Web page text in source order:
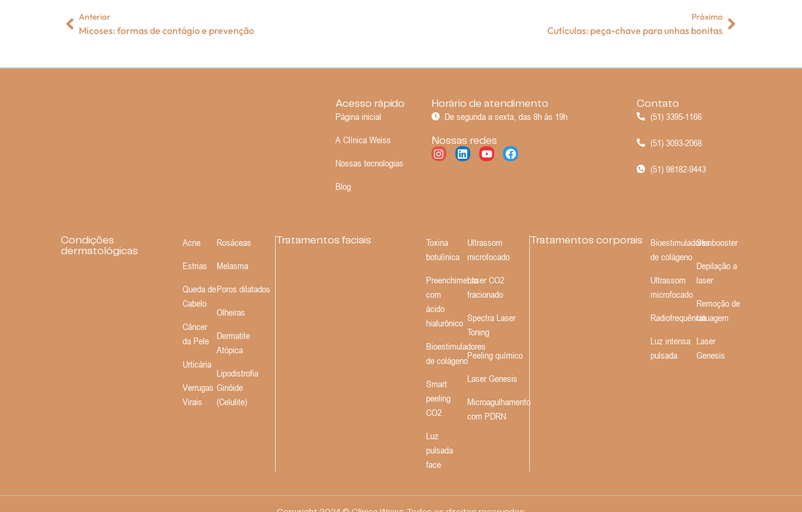
Anterior
Micoses: formas de contágio e prevenção
Próximo
Cutículas: peça-chave para unhas bonitas
Acesso rápido
Página inicial
A Clínica Weiss
Nossas tecnologias
Blog
Horário de atendimento
De segunda a sexta, das 8h às 19h
Nossas redes
Contato
(51) 3395-1166
(51) 3093-2068
(51) 98182-9443
Condições
dermatológicas
Acne
Estrias
Queda de
Cabelo
Câncer
da Pele
Urticária
Verrugas
Virais
Rosáceas
Melasma
Poros dilatados
Olheiras
Dermatite
Atópica
Lipodistrofia
Ginóide
(Celulite)
Tratamentos faciais
Toxina
botulínica
Preenchimento
com
ácido
hialurônico
Bioestimuladores
de colágeno
Smart
peeling
CO2
Luz
pulsada
face
Ultrassom
microfocado
Laser CO2
fracionado
Spectra Laser
Toning
Peeling químico
Laser Genesis
Microagulhamento
com PDRN
Tratamentos corporais
Bioestimuladores
de colágeno
Ultrassom
microfocado
Radiofrequência
Luz intensa
pulsada
Skinbooster
Depilação a
laser
Remoção de
tatuagem
Laser
Genesis